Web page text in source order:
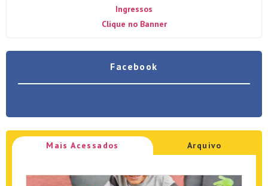
Ingressos
Clique no Banner
Facebook
Mais Acessados Arquivo